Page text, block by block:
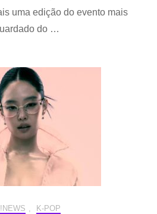
uma edição do evento mais
do …
K-POP